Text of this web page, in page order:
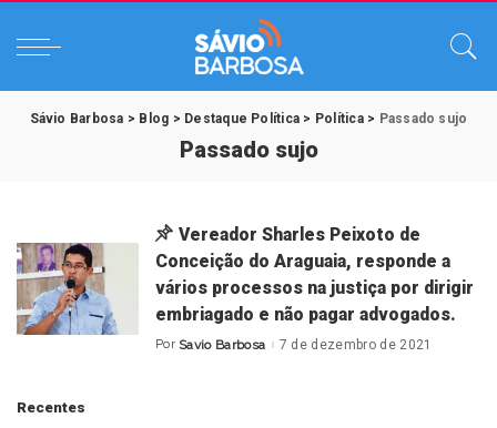
Sávio Barbosa > Blog > Destaque Política > Política> Passado sujo
Passado sujo
Vereador Sharles Peixoto de
Conceição do Araguaia, responde a
vários processos na justiça por dirigir
embriagado e não pagar advogados.
Posted
Por Savio Barbosa 7 de dezembro de 2021
Recentes